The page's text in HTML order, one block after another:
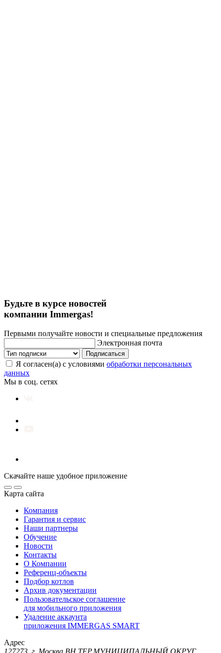
Будьте в курсе новостей
компании Immergas!
Первыми получайте новости и специальные предложения
Электронная почта
Подписаться
Я согласен(а) с условиями обработки персональных
данных
Мы в соц. сетях
Скачайте наше удобное приложение
Карта сайта
Компания
Гарантия и сервис
Наши партнеры
Обучение
Новости
Контакты
О Компании
Референц-объекты
Подбор котлов
Архив документации
Пользовательское соглашение
для мобильного приложения
Удаление аккаунта
приложения IMMERGAS SMART
Адрес
127273, г. Москва ВН.ТЕР.МУНИЦИПАЛЬНЫЙ ОКРУГ